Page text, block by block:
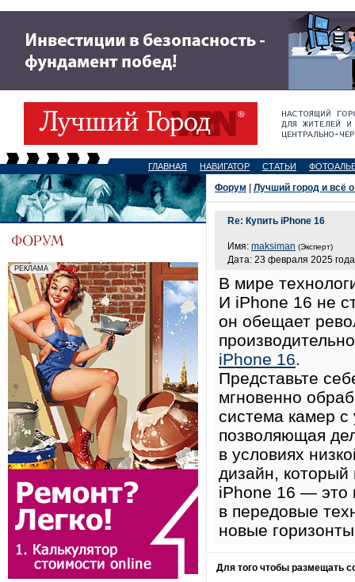
ГЛАВНАЯ НАВИГАТОР СТАТЬИ
Форум Лучший город и всё
Re: Купить iPhone 16
Имя: maksiman (Эксперт)
Дата: 23 февраля 2025
В мире
И iPhone 16 не
он обещает
iPhone 16.
Представьте
мгновенно
система камер с
позволяющая
в условиях
дизайн,
iPhone 16 — это
в передовые
новые
Для того чтобы размещать